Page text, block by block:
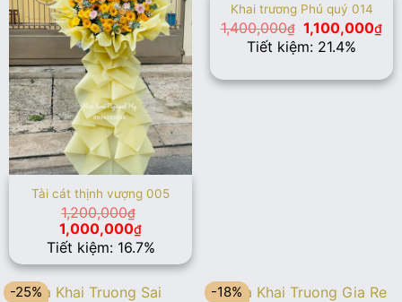
Tài cát thịnh vượng 005
1,200,000₫
Giá
gốc
là:
1,200,000₫.
1,000,000₫Giá
hiện
tại
là:
1,000,000₫.
Tiết kiệm: 16.7%
Khai trương Phú quý 014
1,400,000₫ Giá
gốc
là:
1,100,000₫
là:
Tiết kiệm: 21.4%
-25% -18%